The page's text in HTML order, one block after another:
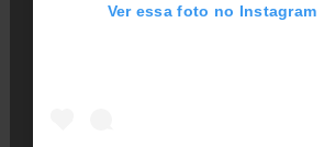
Ver essa foto no Instagram